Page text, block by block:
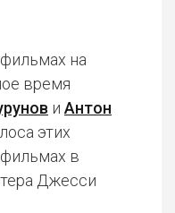
на
время
и Антон
этих
в
Джесси